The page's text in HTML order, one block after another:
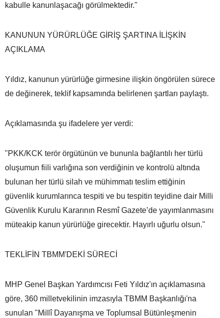
kabulle kanunlaşacağı görülmektedir."
KANUNUN YÜRÜRLÜĞE GİRİŞ ŞARTINA İLİŞKİN
AÇIKLAMA
Yıldız, kanunun yürürlüğe girmesine ilişkin öngörülen sürece
de değinerek, teklif kapsamında belirlenen şartları paylaştı.
Açıklamasında şu ifadelere yer verdi:
"PKK/KCK terör örgütünün ve bununla bağlantılı her türlü
oluşumun fiili varlığına son verdiğinin ve kontrolü altında
bulunan her türlü silah ve mühimmatı teslim ettiğinin
güvenlik kurumlarınca tespiti ve bu tespitin teyidine dair Milli
Güvenlik Kurulu Kararının Resmî Gazete’de yayımlanmasını
müteakip kanun yürürlüğe girecektir. Hayırlı uğurlu olsun."
TEKLİFİN TBMM'DEKİ SÜRECİ
MHP Genel Başkan Yardımcısı Feti Yıldız'ın açıklamasına
göre, 360 milletvekilinin imzasıyla TBMM Başkanlığı'na
sunulan "Millî Dayanışma ve Toplumsal Bütünleşmenin